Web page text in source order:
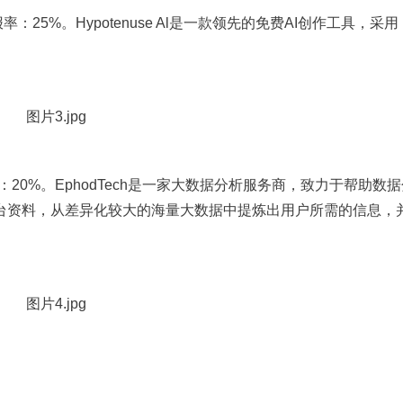
：25%。Hypotenuse Al是一款领先的免费AI创作工具，采用
20%。EphodTech是一家大数据分析服务商，致力于帮助数
料，从差异化较大的海量大数据中提炼出用户所需的信息，